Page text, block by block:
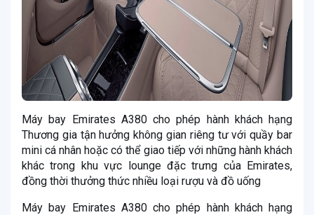
Máy bay Emirates A380 cho phép hành khách hạng
Thương gia tận hưởng không gian riêng tư với quầy bar
mini cá nhân hoặc có thể giao tiếp với những hành khách
khác trong khu vực lounge đặc trưng của Emirates,
đồng thời thưởng thức nhiều loại rượu và đồ uống
Máy bay Emirates A380 cho phép hành khách hạng